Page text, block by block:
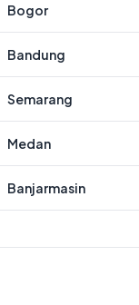
Bogor
Bandung
Semarang
Medan
Banjarmasin